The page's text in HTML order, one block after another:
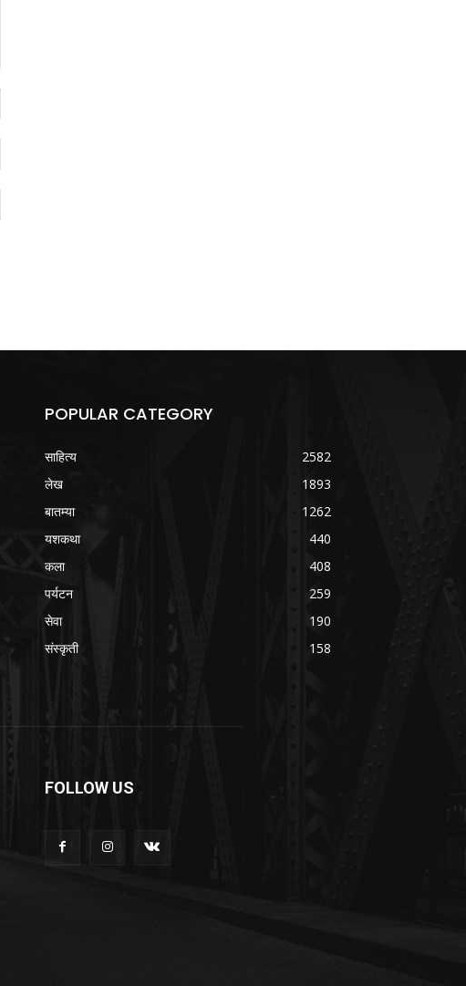
POPULAR CATEGORY
साहित्य
2582
लेख
1893
बातम्या
1262
यशकथा
440
कला
408
पर्यटन
259
सेवा
190
संस्कृती
158
FOLLOW US